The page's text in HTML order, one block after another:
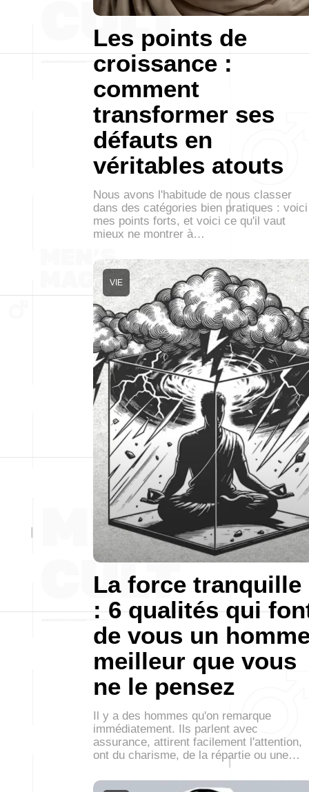
Les points de
croissance :
comment
transformer ses
défauts en
véritables atouts
Nous avons l'habitude de nous classer
dans des catégories bien pratiques : voici
mes points forts, et voici ce qu'il vaut
mieux ne montrer à…
La force tranquille
: 6 qualités qui
de vous un
meilleur que vous
ne le pensez
VIE
Il y a des hommes qu'on remarque
immédiatement. Ils parlent avec
assurance, attirent facilement l'attention,
ont du charisme, de la répartie ou une…